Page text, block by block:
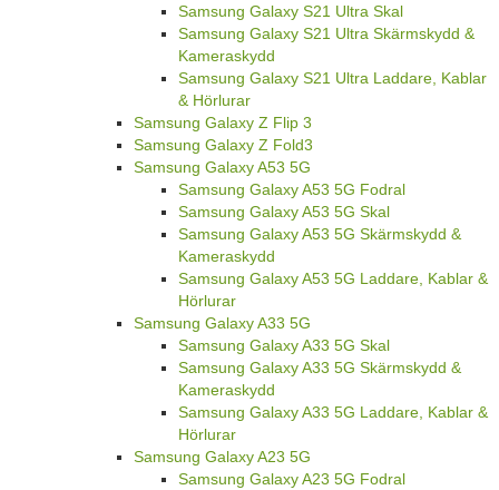
Samsung Galaxy S21 Ultra Skal
Samsung Galaxy S21 Ultra Skärmskydd &
Kameraskydd
Samsung Galaxy S21 Ultra Laddare, Kablar
& Hörlurar
Samsung Galaxy Z Flip 3
Samsung Galaxy Z Fold3
Samsung Galaxy A53 5G
Samsung Galaxy A53 5G Fodral
Samsung Galaxy A53 5G Skal
Samsung Galaxy A53 5G Skärmskydd &
Kameraskydd
Samsung Galaxy A53 5G Laddare, Kablar &
Hörlurar
Samsung Galaxy A33 5G
Samsung Galaxy A33 5G Skal
Samsung Galaxy A33 5G Skärmskydd &
Kameraskydd
Samsung Galaxy A33 5G Laddare, Kablar &
Hörlurar
Samsung Galaxy A23 5G
Samsung Galaxy A23 5G Fodral